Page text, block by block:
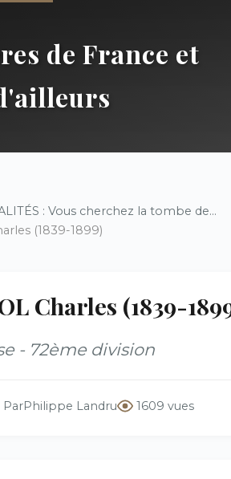
de France et
: Vous cherchez la tombe de...
(1839-1899)
Charles (1839-
- 72ème division
ParPhilippe Landru 1609 vues